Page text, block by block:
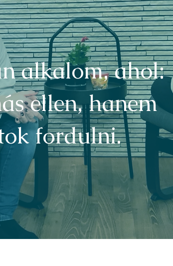
alkalom, ahol:
ellen, hanem
fordulni.